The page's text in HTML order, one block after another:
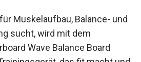
und gleichzeitig
Muskelaufbau, Balance-